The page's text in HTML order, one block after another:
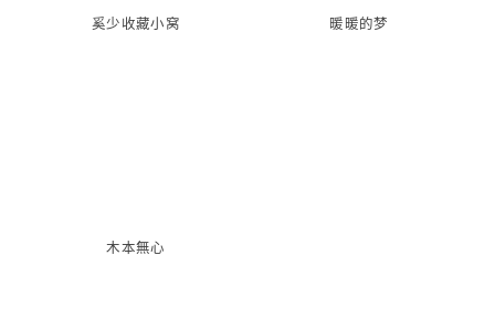
奚少收藏小窝 暖暖的梦
木本無心